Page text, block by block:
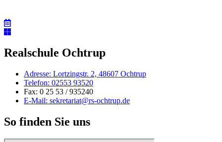
Realschule Ochtrup
Adresse: Lortzingstr. 2, 48607 Ochtrup
Telefon: 02553 93520
Fax: 0 25 53 / 935240
E-Mail: sekretariat@rs-ochtrup.de
So finden Sie uns